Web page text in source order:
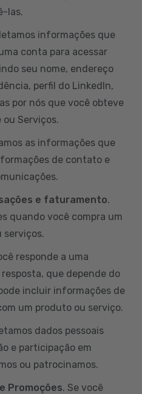
las.
informações que
conta para acessar
seu nome, endereço
perfil do LinkedIn,
por nós que você obteve
ou Serviços.
as informações que
de contato e
e faturamento.
quando você compra um
serviços.
responde a uma
que depende do
incluir informações de
um produto ou serviço.
dados pessoais
e participação em
ou patrocinamos.
Promoções. Se você